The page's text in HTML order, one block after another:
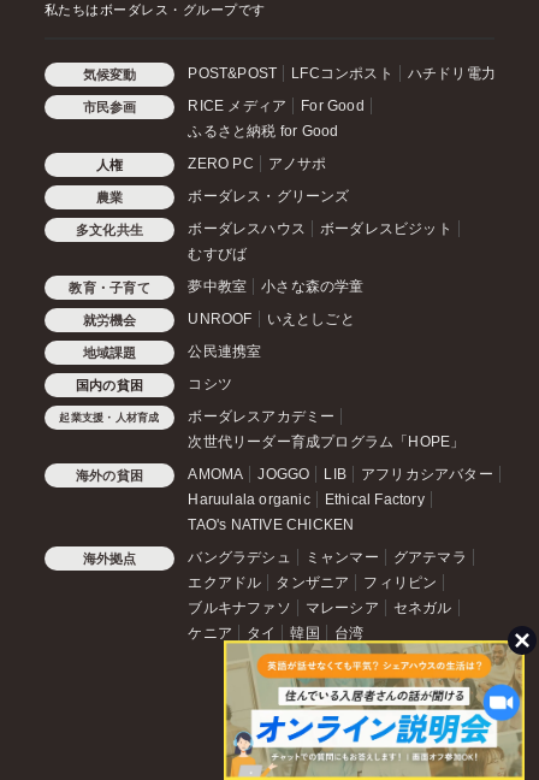
私たちはボーダレス・グループです
気候変動 POST&POST LFCコンポスト ハチドリ電力
市民参画 RICE メディア
For Good
ふるさと納税 for Good
人権 ZERO PC アノサポ
農業 ボーダレス・グリーンズ
多文化共生 ボーダレスハウス
ボーダレスビジット
むすびば
教育・子育て 夢中教室 小さな森の学童
就労機会 UNROOF いえとしごと
地域課題 公民連携室
国内の貧困 コシツ
起業支援・人材育成
ボーダレスアカデミー
次世代リーダー育成プログラム「HOPE」
海外の貧困 AMOMA JOGGO LIB
アフリカシアバター
Haruulala organic
Ethical Factory
TAO's NATIVE CHICKEN
海外拠点 バングラデシュ ミャンマー
グアテマラ
エクアドル
タンザニア
フィリピン
ブルキナファソ
マレーシア
セネガル
ケニア
タイ 韓国 台湾